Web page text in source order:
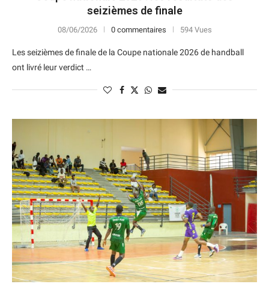
seizièmes de finale
08/06/2026 0 commentaires 594 Vues
Les seizièmes de finale de la Coupe nationale 2026 de handball
ont livré leur verdict …